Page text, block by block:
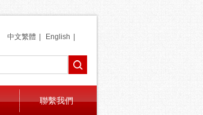
聯繫我們
中文繁體 English